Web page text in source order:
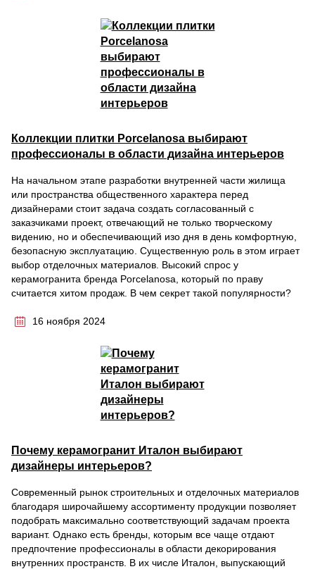
Коллекции плитки Porcelanosa выбирают
профессионалы в области дизайна интерьеров
На начальном этапе разработки внутренней части жилища
или пространства общественного характера перед
дизайнерами стоит задача создать согласованный с
заказчиками проект, отвечающий не только творческому
видению, но и обеспечивающий изо дня в день комфортную,
безопасную эксплуатацию. Существенную роль в этом играет
выбор отделочных материалов. Высокий спрос у
керамогранита бренда Porcelanosa, который по праву
считается хитом продаж. В чем секрет такой популярности?
16 ноября 2024
Почему керамогранит Италон выбирают
дизайнеры интерьеров?
Современный рынок строительных и отделочных материалов
благодаря широчайшему ассортименту продукции позволяет
подобрать максимально соответствующий задачам проекта
вариант. Однако есть бренды, которым все чаще отдают
предпочтение профессионалы в области декорирования
внутренних пространств. В их числе Италон, выпускающий